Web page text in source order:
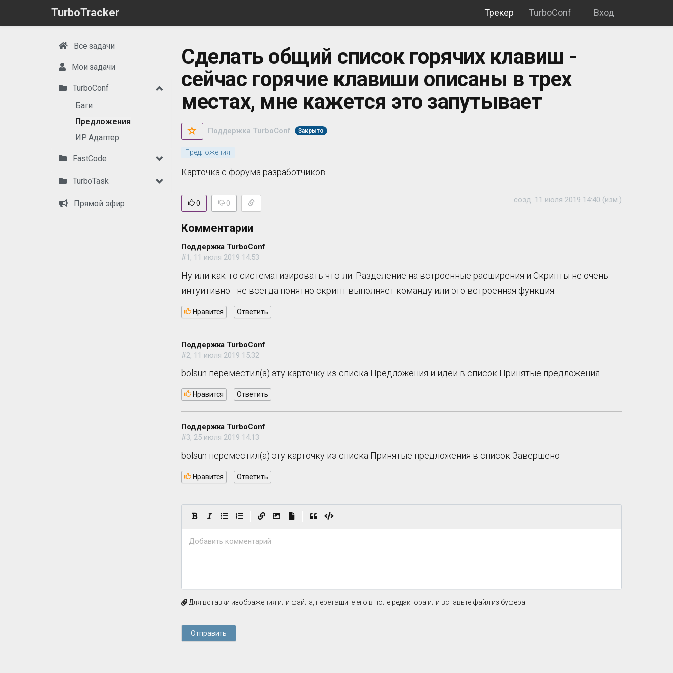
TurboTracker Вход
Трекер TurboConf
Все задачи
Мои задачи
TurboConf
Баги
Предложения
ИР Адаптер
FastCode
TurboTask
Прямой эфир
Сделать общий список горячих клавиш -
сейчас горячие клавиши описаны в трех
местах, мне кажется это запутывает
Поддержка TurboConf Закрыто
Предложения
Карточка с форума разработчиков
0 0 созд. 11 июля 2019 14:40 (изм.)
Комментарии
Поддержка TurboConf
#1, 11 июля 2019 14:53
Ну или как-то систематизировать что-ли. Разделение на встроенные расширения и Скрипты не очень
интуитивно - не всегда понятно скрипт выполняет команду или это встроенная функция.
Нравится Ответить
Поддержка TurboConf
#2, 11 июля 2019 15:32
bolsun переместил(а) эту карточку из списка Предложения и идеи в список Принятые предложения
Нравится Ответить
Поддержка TurboConf
#3, 25 июля 2019 14:13
bolsun переместил(а) эту карточку из списка Принятые предложения в список Завершено
Нравится Ответить
Добавить комментарий
Для вставки изображения или файла, перетащите его в поле редактора или вставьте файл из буфера